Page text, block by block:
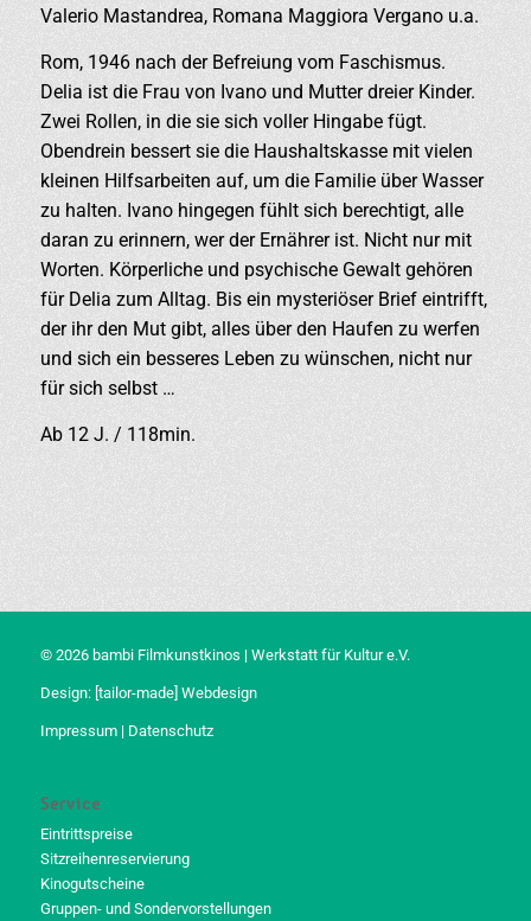
Valerio Mastandrea, Romana Maggiora Vergano u.a.
Rom, 1946 nach der Befreiung vom Faschismus.
Delia ist die Frau von Ivano und Mutter dreier Kinder.
Zwei Rollen, in die sie sich voller Hingabe fügt.
Obendrein bessert sie die Haushaltskasse mit vielen
kleinen Hilfsarbeiten auf, um die Familie über Wasser
zu halten. Ivano hingegen fühlt sich berechtigt, alle
daran zu erinnern, wer der Ernährer ist. Nicht nur mit
Worten. Körperliche und psychische Gewalt gehören
für Delia zum Alltag. Bis ein mysteriöser Brief eintrifft,
der ihr den Mut gibt, alles über den Haufen zu werfen
und sich ein besseres Leben zu wünschen, nicht nur
für sich selbst …
Ab 12 J. / 118min.
© 2026 bambi Filmkunstkinos | Werkstatt für Kultur e.V.
Design: [tailor-made] Webdesign
Impressum| Datenschutz
Service
Eintrittspreise
Sitzreihenreservierung
Kinogutscheine
Gruppen- und Sondervorstellungen